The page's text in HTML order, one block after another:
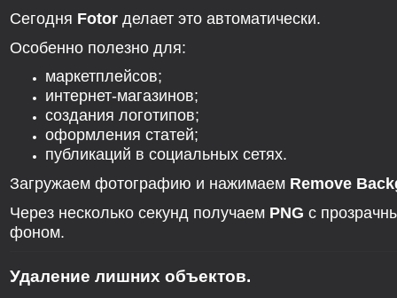
Сегодня Fotor делает это автоматически.
Особенно полезно для:
маркетплейсов;
интернет-магазинов;
создания логотипов;
оформления статей;
публикаций в социальных сетях.
Загружаем фотографию и нажимаем Remove
Через несколько секунд получаем PNG с
фоном.
Удаление лишних объектов.